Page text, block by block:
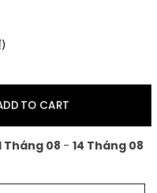
TO CART
Tháng 08 - 14 Tháng 08